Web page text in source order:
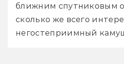
ближним спутниковым
сколько же всего
негостеприимный